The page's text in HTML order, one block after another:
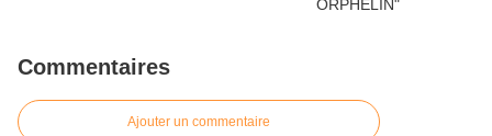
Commentaires
Ajouter un commentaire